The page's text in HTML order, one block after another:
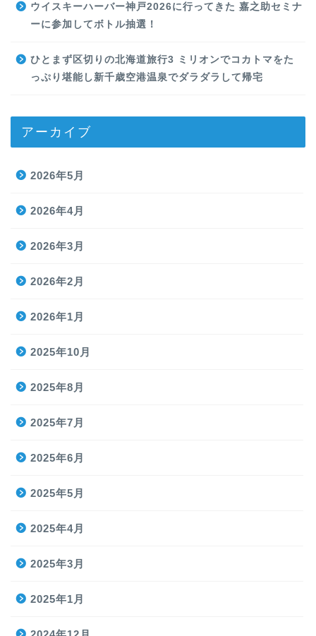
ウイスキーハーバー神戸2026に行ってきた 嘉之助セミナ
ーに参加してボトル抽選！
ひとまず区切りの北海道旅行3 ミリオンでコカトマをた
っぷり堪能し新千歳空港温泉でダラダラして帰宅
アーカイブ
2026年5月
2026年4月
2026年3月
2026年2月
2026年1月
2025年10月
2025年8月
2025年7月
2025年6月
2025年5月
2025年4月
2025年3月
2025年1月